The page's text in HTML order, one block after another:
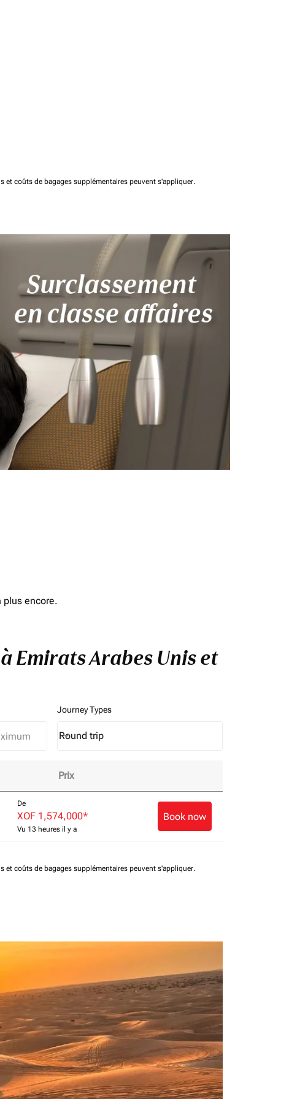
et coûts de bagages supplémentaires peuvent s'appliquer.
plus encore.
Emirats Arabes Unis et
Journey Types
Journey Types option Round trip Selected
Round trip
keyboard_arrow_down
de vol!
Prix
De
XOF 1,574,000*
Vu 13 heures il y a
Book now
et coûts de bagages supplémentaires peuvent s'appliquer.